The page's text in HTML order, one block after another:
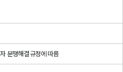
분쟁해결 규정에 따름